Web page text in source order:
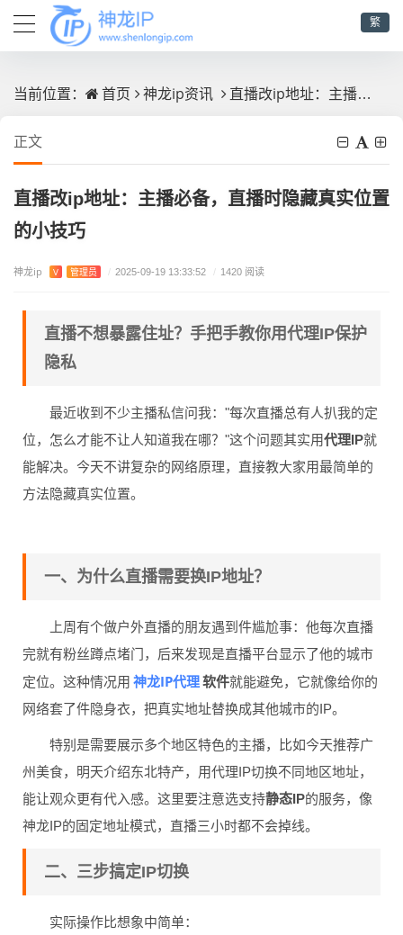
繁
当前位置： 首页 神龙ip资讯 直播改ip地址：主播必备，直播时隐藏真实位置的小技巧
正文
直播改ip地址：主播必备，直播时隐藏真实位置
的小技巧
神龙ip V 管理员 / 2025-09-19 13:33:52 / 1420 阅读
直播不想暴露住址？手把手教你用代理IP保护
隐私
最近收到不少主播私信问我："每次直播总有人扒我的定
位，怎么才能不让人知道我在哪？"这个问题其实用代理IP就
能解决。今天不讲复杂的网络原理，直接教大家用最简单的
方法隐藏真实位置。
一、为什么直播需要换IP地址？
上周有个做户外直播的朋友遇到件尴尬事：他每次直播
完就有粉丝蹲点堵门，后来发现是直播平台显示了他的城市
定位。这种情况用 神龙IP代理软件就能避免，它就像给你的
网络套了件隐身衣，把真实地址替换成其他城市的IP。
特别是需要展示多个地区特色的主播，比如今天推荐广
州美食，明天介绍东北特产，用代理IP切换不同地区地址，
能让观众更有代入感。这里要注意选支持静态IP的服务，像
神龙IP的固定地址模式，直播三小时都不会掉线。
二、三步搞定IP切换
实际操作比想象中简单：